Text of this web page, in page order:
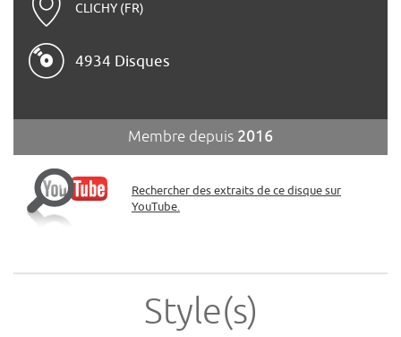
CLICHY (FR)
4934 Disques
Membre depuis 2016
Rechercher des extraits de ce disque sur
YouTube.
Style(s)